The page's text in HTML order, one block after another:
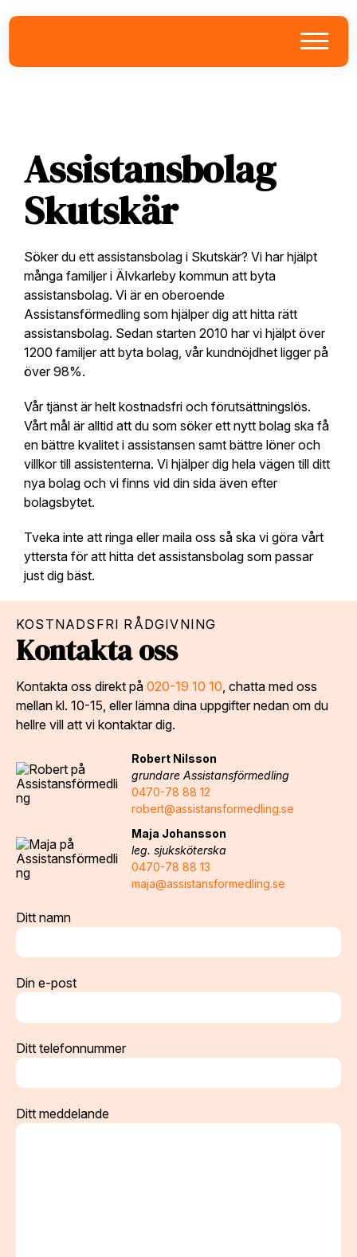
to
navigation
to
content
to
Assistansbolag
Skutskär
Söker du ett assistansbolag i Skutskär? Vi har hjälpt
många familjer i Älvkarleby kommun att byta
assistansbolag. Vi är en oberoende
Assistansförmedling som hjälper dig att hitta rätt
assistansbolag. Sedan starten 2010 har vi hjälpt över
1200 familjer att byta bolag, vår kundnöjdhet ligger på
över 98%.
Vår tjänst är helt kostnadsfri och förutsättningslös.
Vårt mål är alltid att du som söker ett nytt bolag ska få
en bättre kvalitet i assistansen samt bättre löner och
villkor till assistenterna. Vi hjälper dig hela vägen till ditt
nya bolag och vi finns vid din sida även efter
bolagsbytet.
Tveka inte att ringa eller maila oss så ska vi göra vårt
yttersta för att hitta det assistansbolag som passar
just dig bäst.
KOSTNADSFRI RÅDGIVNING
Kontakta oss
Kontakta oss direkt på 020-19 10 10 , chatta med oss
mellan kl. 10-15, eller lämna dina uppgifter nedan om du
hellre vill att vi kontaktar dig.
Robert Nilsson
grundare Assistansförmedling
0470-78 88 12
robert@assistansformedling.se
Maja Johansson
leg. sjuksköterska
0470-78 88 13
maja@assistansformedling.se
Ditt namn
Din e-post
Ditt telefonnummer
Ditt meddelande